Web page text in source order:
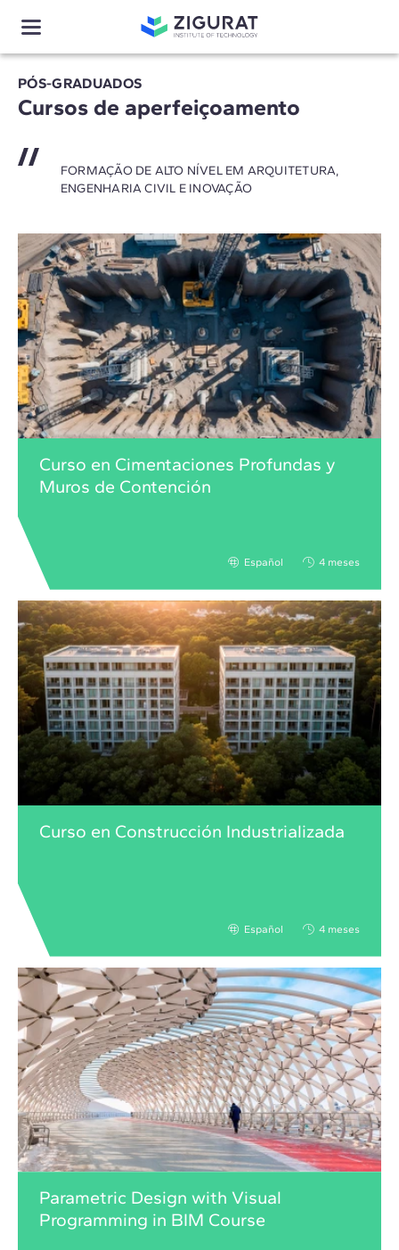
PÓS-GRADUADOS
Cursos de aperfeiçoamento
FORMAÇÃO DE ALTO NÍVEL EM ARQUITETURA,
ENGENHARIA CIVIL E INOVAÇÃO
Curso en Cimentaciones Profundas y
Muros de Contención
Español 4 meses
Curso en Construcción Industrializada
Español 4 meses
Parametric Design with Visual
Programming in BIM Course